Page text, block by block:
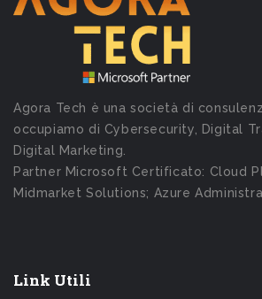
Agora Tech è una società di
occupiamo di Cybersecurity, Digital
Digital Marketing.
Partner Microsoft Certificato: Cloud
Midmarket Solutions; Azure
Link Utili